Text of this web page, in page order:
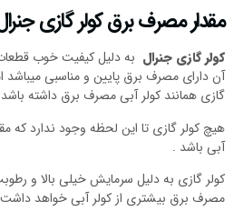
مقدار مصرف برق کولر گازی
کولر گازی جنرال به دلیل کیفیت خوب قطعات
آن دارای مصرف برق پایین و مناسبی میباشد
گازی همانند کولر آبی مصرف برق داشته
هیچ کولر گازی تا این لحظه وجود ندارد که
آبی باشد .
کولر گازی به دلیل سرمایش خیلی بالا و
مصرف برق بیشتری از کولر آبی خواهد